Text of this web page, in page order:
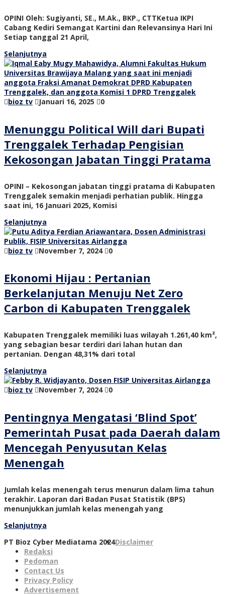
OPINI Oleh: Sugiyanti, SE., M.Ak., BKP., CTTKetua IKPI
Cabang Kediri Semangat Kartini dan Relevansinya Hari Ini
Setiap tanggal 21 April,
Selanjutnya
bioz tv Januari 16, 2025 0
Menunggu Political Will dari Bupati
Trenggalek Terhadap Pengisian
Kekosongan Jabatan Tinggi Pratama
OPINI – Kekosongan jabatan tinggi pratama di Kabupaten
Trenggalek semakin menjadi perhatian publik. Hingga
saat ini, 16 Januari 2025, Komisi
Selanjutnya
bioz tv November 7, 2024 0
Ekonomi Hijau : Pertanian
Berkelanjutan Menuju Net Zero
Carbon di Kabupaten Trenggalek
Kabupaten Trenggalek memiliki luas wilayah 1.261,40 km²,
yang sebagian besar terdiri dari lahan hutan dan
pertanian. Dengan 48,31% dari total
Selanjutnya
bioz tv
November 7, 2024 0
Pentingnya Mengatasi ‘Blind Spot’
Pemerintah Pusat pada Daerah dalam
Mencegah Penyusutan Kelas
Menengah
Jumlah kelas menengah terus menurun dalam lima tahun
terakhir. Laporan dari Badan Pusat Statistik (BPS)
menunjukkan jumlah kelas menengah yang
Selanjutnya
PT Bioz Cyber Mediatama 2024Disclaimer
Redaksi
Pedoman
Contact Us
Privacy Policy
Advertisement